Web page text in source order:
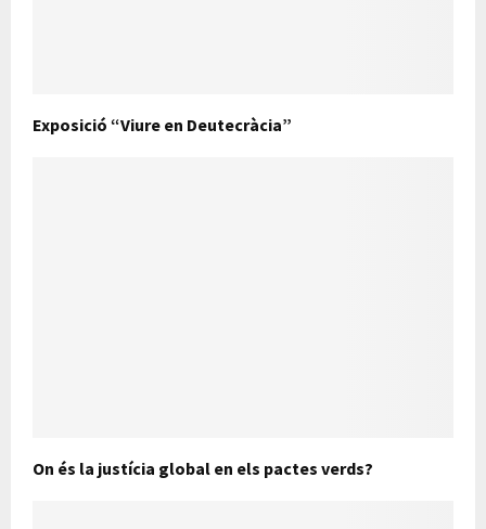
Exposició “Viure en Deutecràcia”
On és la justícia global en els pactes verds?